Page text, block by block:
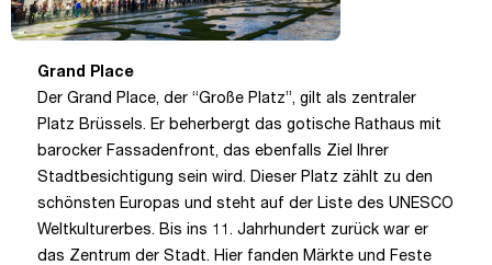
Grand Place
Der Grand Place, der “Große Platz”, gilt als zentraler
Platz Brüssels. Er beherbergt das gotische Rathaus mit
barocker Fassadenfront, das ebenfalls Ziel Ihrer
Stadtbesichtigung sein wird. Dieser Platz zählt zu den
schönsten Europas und steht auf der Liste des UNESCO
Weltkulturerbes. Bis ins 11. Jahrhundert zurück war er
das Zentrum der Stadt. Hier fanden Märkte und Feste